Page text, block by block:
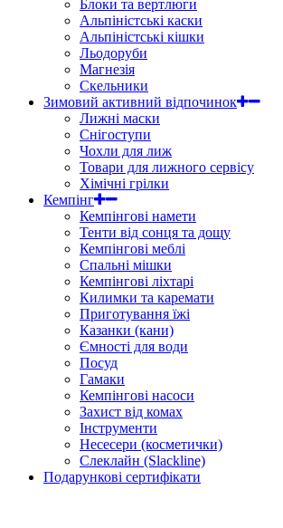
Блоки та вертлюги
Альпіністські каски
Альпіністські кішки
Льодоруби
Магнезія
Скельники
Зимовий активний відпочинок
Лижні маски
Снігоступи
Чохли для лиж
Товари для лижного сервісу
Хімічні грілки
Кемпінг
Кемпінгові намети
Тенти від сонця та дощу
Кемпінгові меблі
Спальні мішки
Кемпінгові ліхтарі
Килимки та каремати
Приготування їжі
Казанки (кани)
Ємності для води
Посуд
Гамаки
Кемпінгові насоси
Захист від комах
Інструменти
Несесери (косметички)
Слеклайн (Slackline)
Подарункові сертифікати